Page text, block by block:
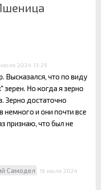
июля 2024 13:29
Высказался, что по виду
зерен. Но когда я зерно
Зерно достаточно
немного и они почти все
признаю, что был не
Самодел
16 июля 2024